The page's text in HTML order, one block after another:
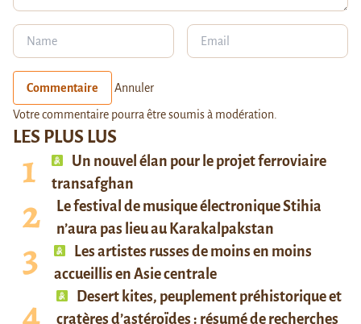
LES PLUS LUS
Un nouvel élan pour le projet ferroviaire
transafghan
Le festival de musique électronique Stihia
n’aura pas lieu au Karakalpakstan
Les artistes russes de moins en moins
accueillis en Asie centrale
Desert kites, peuplement préhistorique et
cratères d’astéroïdes : résumé de recherches
Commentaire Annuler
Votre commentaire pourra être soumis à modération.